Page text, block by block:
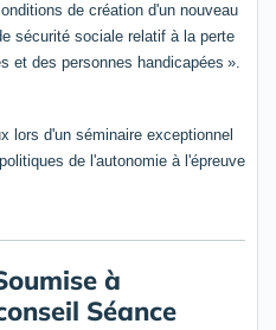
de création d'un nouveau
sécurité sociale relatif à la perte
et des personnes handicapées ».
lors d'un séminaire exceptionnel
de l'autonomie à l'épreuve
à
Séance